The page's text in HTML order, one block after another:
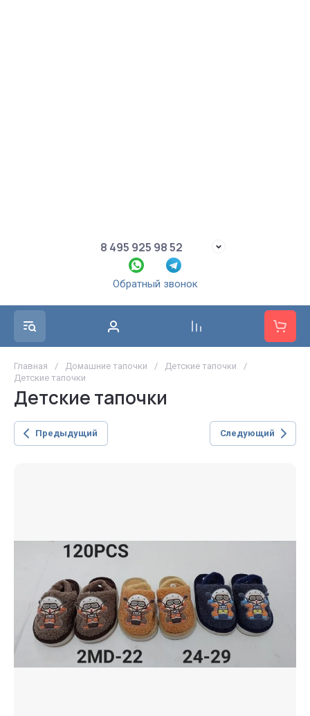
8 495 925 98 52
Обратный звонок
Главная / Домашние тапочки / Детские тапочки
/
Детские тапочки
Детские тапочки
Предыдущий Следующий